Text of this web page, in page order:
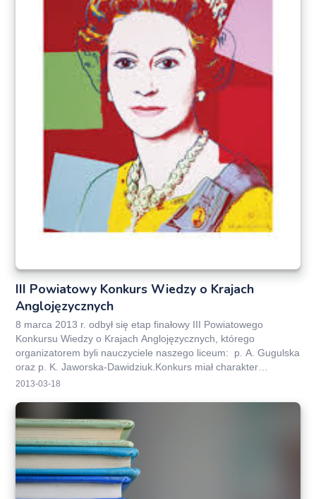
III Powiatowy Konkurs Wiedzy o Krajach
Anglojęzycznych
8 marca 2013 r. odbył się etap finałowy III Powiatowego
Konkursu Wiedzy o Krajach Anglojęzycznych, którego
organizatorem byli nauczyciele naszego liceum: p. A. Gugulska
oraz p. K. Jaworska-Dawidziuk.Konkurs miał charakter…
2013-03-18